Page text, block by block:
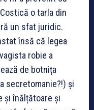
o tarla din
un sfat juridic.
însă că legea
robie a
de botnița
secretomanie?!) și
și înălțătoare și